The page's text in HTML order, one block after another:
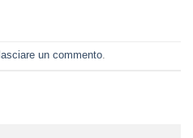
lasciare un commento.